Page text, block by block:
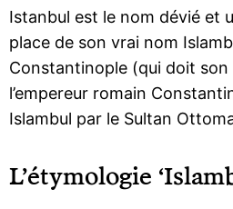
Istanbul est le nom dévié et
place de son vrai nom
Constantinople (qui doit
l’empereur romain
Islambul par le Sultan
L’étymologie